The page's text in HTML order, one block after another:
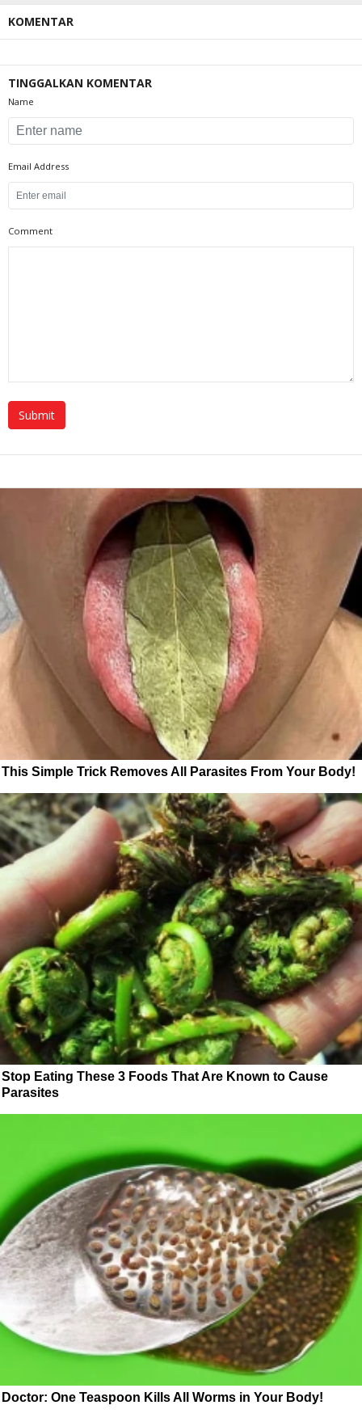
KOMENTAR
TINGGALKAN KOMENTAR
Name
Email Address
Comment
This Simple Trick Removes All Parasites From Your Body!
Stop Eating These 3 Foods That Are Known to Cause
Parasites
Doctor: One Teaspoon Kills All Worms in Your Body!